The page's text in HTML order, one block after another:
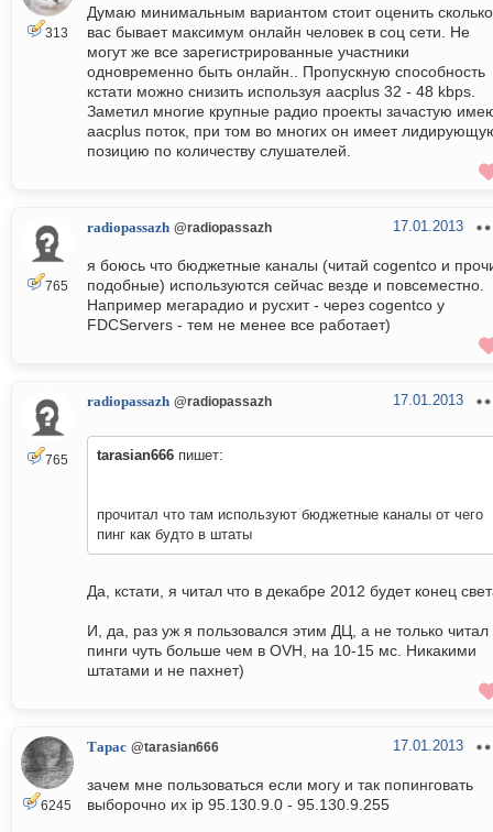
313
Думаю минимальным вариантом стоит оценить
вас бывает максимум онлайн человек в соц сети. Не
могут же все зарегистрированные участники
одновременно быть онлайн.. Пропускную способность
кстати можно снизить используя aacplus 32 - 48 kbps.
Заметил многие крупные радио проекты зачастую
aacplus поток, при том во многих он имеет
позицию по количеству слушателей.
765
radiopassazh @radiopassazh 17.01.2013
я боюсь что бюджетные каналы (читай cogentco и
подобные) используются сейчас везде и повсеместно.
Например мегарадио и русхит - через cogentco у
FDCServers - тем не менее все работает)
765
radiopassazh @radiopassazh 17.01.2013
tarasian666 пишет:
прочитал что там используют бюджетные каналы от чего
пинг как будто в штаты
Да, кстати, я читал что в декабре 2012 будет конец
И, да, раз уж я пользовался этим ДЦ, а не только читал
пинги чуть больше чем в OVH, на 10-15 мс. Никакими
штатами и не пахнет)
6245
Тарас @tarasian666 17.01.2013
зачем мне пользоваться если могу и так попинговать
выборочно их ip 95.130.9.0 - 95.130.9.255